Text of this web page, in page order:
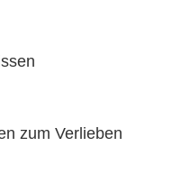
zum Verlieben